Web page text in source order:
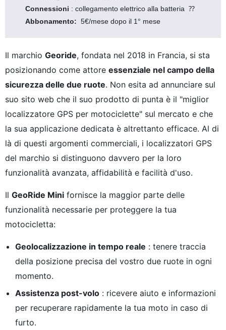
Connessioni
Abbonamento: 5€/mese dopo il 1° mese
Il marchio Georide, fondata nel 2018 in Francia, si sta
posizionando come attore essenziale nel campo della
sicurezza delle due ruote. Non esita ad annunciare sul
suo sito web che il suo prodotto di punta è il "miglior
localizzatore GPS per motociclette" sul mercato e che
la sua applicazione dedicata è altrettanto efficace. Al di
là di questi argomenti commerciali, i localizzatori GPS
del marchio si distinguono davvero per la loro
funzionalità avanzata, affidabilità e facilità d'uso.
Il GeoRide Mini fornisce la maggior parte delle
funzionalità necessarie per proteggere la tua
motocicletta:
Geolocalizzazione in tempo reale : tenere traccia
della posizione precisa del vostro due ruote in ogni
momento.
Assistenza post-volo : ricevere aiuto e informazioni
per recuperare rapidamente la tua moto in caso di
furto.